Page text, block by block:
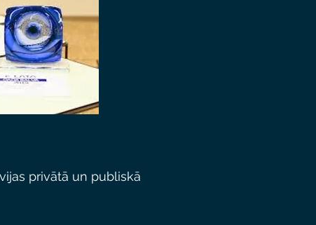
privātā un publiskā